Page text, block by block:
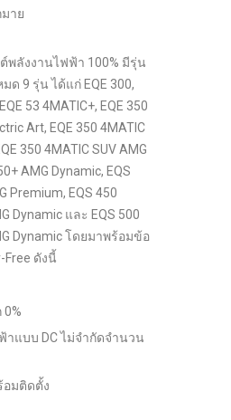
าย
พลังงานไฟฟ้า 100% มีรุ่น
ด 9 รุ่น ได้แก่ EQE 300,
53 4MATIC+, EQE 350
Art, EQE 350 4MATIC
350 4MATIC SUV AMG
AMG Dynamic, EQS
Premium, EQS 450
Dynamic และ EQS 500
Dynamic โดยมาพร้อมข้อ
Free ดังนี้
0%
าแบบ DC ไม่จำกัดจำนวน
อมติดตั้ง